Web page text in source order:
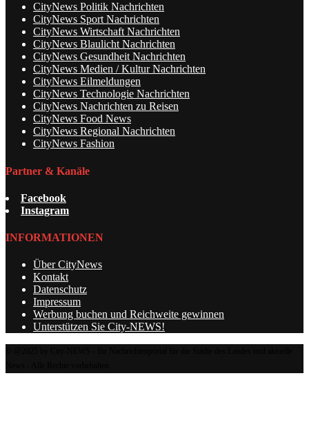
CityNews Politik Nachrichten
CityNews Sport Nachrichten
CityNews Wirtschaft Nachrichten
CityNews Blaulicht Nachrichten
CityNews Gesundheit Nachrichten
CityNews Medien / Kultur Nachrichten
CityNews Eilmeldungen
CityNews Technologie Nachrichten
CityNews Nachrichten zu Reisen
CityNews Food News
CityNews Regional Nachrichten
CityNews Fashion
Partner & Kanäle
Facebook
Instagram
INFORMATIONEN
Über CityNews
Kontakt
Datenschutz
Impressum
Werbung buchen und Reichweite gewinnen
Unterstützen Sie City-NEWS!